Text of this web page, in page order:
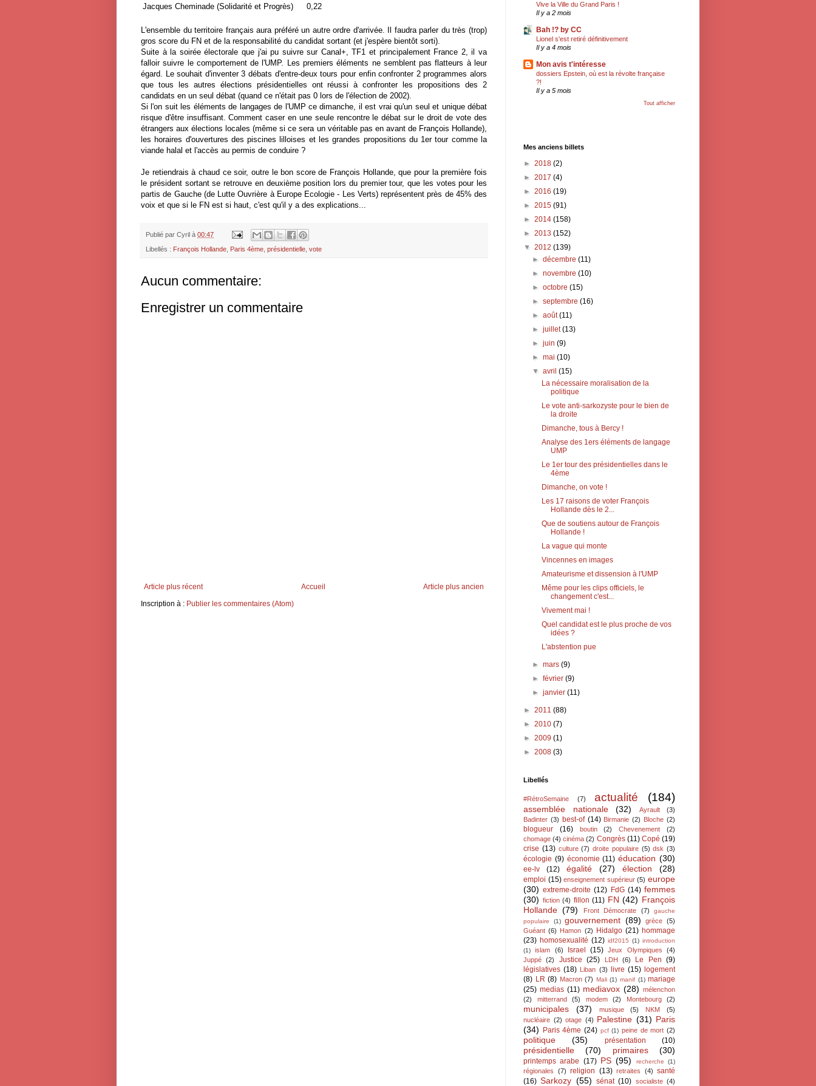
Jacques Cheminade (Solidarité et Progrès)
0,22
L'ensemble du territoire français aura préféré un autre ordre d'arrivée. Il faudra parler du très (trop)
gros score du FN et de la responsabilité du candidat sortant (et j'espère bientôt sorti).
Suite à la soirée électorale que j'ai pu suivre sur Canal+, TF1 et principalement France 2, il va
falloir suivre le comportement de l'UMP. Les premiers éléments ne semblent pas flatteurs à leur
égard. Le souhait d'inventer 3 débats d'entre-deux tours pour enfin confronter 2 programmes alors
que tous les autres élections présidentielles ont réussi à confronter les propositions des 2
candidats en un seul débat (quand ce n'était pas 0 lors de l'élection de 2002).
Si l'on suit les éléments de langages de l'UMP ce dimanche, il est vrai qu'un seul et unique débat
risque d'être insuffisant. Comment caser en une seule rencontre le débat sur le droit de vote des
étrangers aux élections locales (même si ce sera un véritable pas en avant de François Hollande),
les horaires d'ouvertures des piscines lilloises et les grandes propositions du 1er tour comme la
viande halal et l'accès au permis de conduire ?
Je retiendrais à chaud ce soir, outre le bon score de François Hollande, que pour la première fois
le président sortant se retrouve en deuxième position lors du premier tour, que les votes pour les
partis de Gauche (de Lutte Ouvrière à Europe Ecologie - Les Verts) représentent près de 45% des
voix et que si le FN est si haut, c'est qu'il y a des explications...
Publié par Cyril à 00:47
Libellés : François Hollande Paris 4ème présidentielle vote
Aucun commentaire:
Enregistrer un commentaire
Article plus récent Article plus ancien
Accueil
Inscription à : Publier les commentaires (Atom)
Vive la Ville du Grand Paris !
Il y a 2 mois
Bah !? by CC
Lionel s'est retiré définitivement
Il y a 4 mois
Mon avis t'intéresse
dossiers Epstein, où est la révolte française
?!
Il y a 5 mois
Tout afficher
Mes anciens billets
► 2018 (2)
► 2017 (4)
► 2016 (19)
► 2015 (91)
► 2014 (158)
► 2013 (152)
▼ 2012 (139)
►décembre(11)
►novembre(10)
►octobre(15)
►septembre(16)
►août(11)
►juillet(13)
►juin(9)
►mai(10)
▼avril(15)
La nécessaire moralisation de la
politique
Le vote anti-sarkozyste pour le bien de
la droite
Dimanche, tous à Bercy !
Analyse des 1ers éléments de langage
UMP
Le 1er tour des présidentielles dans le
4ème
Dimanche, on vote !
Les 17 raisons de voter François
Hollande dès le 2...
Que de soutiens autour de François
Hollande !
La vague qui monte
Vincennes en images
Amateurisme et dissension à l'UMP
Même pour les clips officiels, le
changement c'est...
Vivement mai !
Quel candidat est le plus proche de vos
idées ?
L'abstention pue
►mars(9)
►février(9)
►janvier(11)
► 2011 (88)
► 2010 (7)
► 2009 (1)
► 2008 (3)
Libellés
#RétroSemaine (7) actualité (184)
assemblée nationale (32) Ayrault
(3)
Badinter (3) best-of (14) Birmanie (2) Bloche (2)
blogueur (16) boutin (2) Chevenement
(2)
chomage (4) cinéma (2) Congrès (11) Copé (19)
crise (13) culture (7) droite populaire (5) dsk (3)
écologie (9) économie (11) éducation (30)
ee-lv (12) égalité (27) élection (28)
emploi (15) enseignement supérieur (5) europe
(30) extreme-droite (12) FdG (14) femmes
(30) fiction (4) fillon (11) FN (42) François
Hollande (79) Front Démocrate (7)
gauche
populaire
(1) gouvernement (89) grèce (5)
Guéant (6) Hamon (2) Hidalgo (21) hommage
(23) homosexualité (12) idf2015 (1) introduction
(1)
islam (6) Israel (15) Jeux Olympiques
(4)
Juppé
(2) Justice (25) LDH (6) Le Pen (9)
législatives (18) Liban (3) livre (15) logement
(8) LR (8) Macron (7) Mali (1) manif (1) mariage
(25) medias (11) mediavox (28) mélenchon
(2)
mitterrand (5) modem (2) Montebourg (2)
municipales (37) musique (5) NKM
(5)
nucléaire (2) otage (4) Palestine (31) Paris
(34)
Paris 4ème (24) pcf (1) peine de mort (2)
politique (35) présentation (10)
présidentielle (70) primaires (30)
printemps arabe (17) PS (95) recherche (1)
régionales (7) religion (13) retraites (4) santé
(16) Sarkozy (55) sénat (10) socialiste (4)